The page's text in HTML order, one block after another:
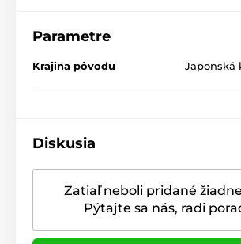
Parametre
Krajina pôvodu Japonská
Diskusia
Zatiaľ neboli pridané
Pýtajte sa nás, radi